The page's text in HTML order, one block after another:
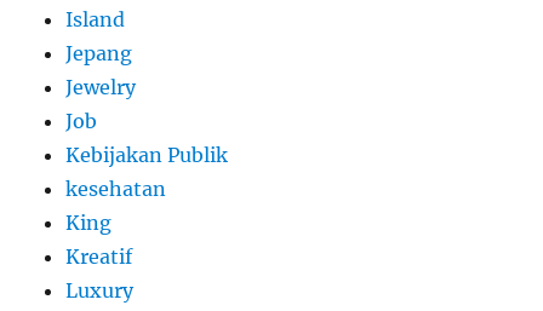
Island
Jepang
Jewelry
Job
Kebijakan Publik
kesehatan
King
Kreatif
Luxury